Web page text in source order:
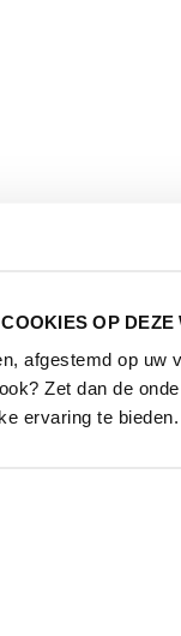
OP DEZE
afgestemd op
Zet dan de
ervaring te bieden.